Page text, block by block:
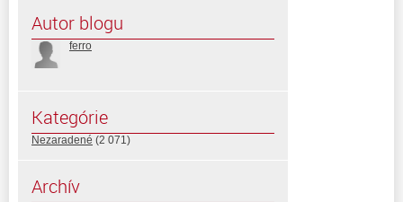
Autor blogu
ferro
Kategórie
Nezaradené (2 071)
Archív